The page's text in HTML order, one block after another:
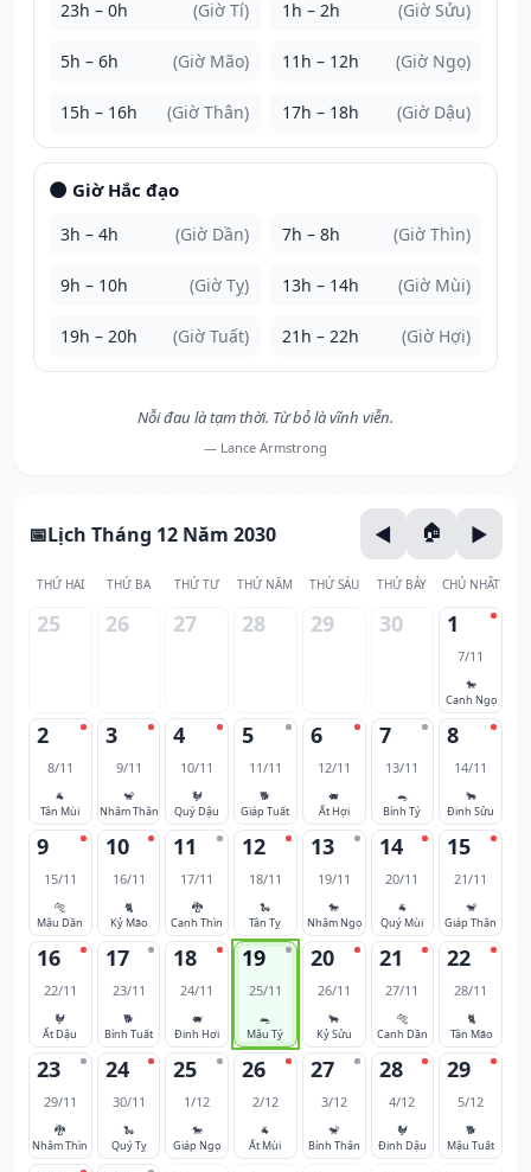
23h – 0h (Giờ Tí) 1h – 2h (Giờ Sửu)
5h – 6h (Giờ Mão) 11h – 12h (Giờ Ngọ)
15h – 16h (Giờ Thân) 17h – 18h (Giờ Dậu)
🌑 Giờ Hắc đạo
3h – 4h (Giờ Dần) 7h – 8h (Giờ Thìn)
9h – 10h (Giờ Tỵ) 13h – 14h (Giờ Mùi)
19h – 20h (Giờ Tuất) 21h – 22h (Giờ Hợi)
Nỗi đau là tạm thời. Từ bỏ là vĩnh viễn.
— Lance Armstrong
Lịch Tháng 12 Năm 2030
THỨ HAI THỨ BA THỨ TƯ THỨ NĂM THỨ SÁU THỨ BẢY CHỦ NHẬT
25 26 27 28 29 30 1
7/11
🐎
Canh Ngọ
2
8/11
🐐
Tân Mùi
3
9/11
🐒
Nhâm Thân
4
10/11
🐓
Quý Dậu
5
11/11
🐕
Giáp Tuất
6
12/11
🐖
Ất Hợi
7
13/11
🐀
Bính Tý
8
14/11
🐂
Đinh Sửu
9
15/11
🐅
Mậu Dần
10
16/11
🐈
Kỷ Mão
11
17/11
🐉
Canh Thìn
12
18/11
🐍
Tân Tỵ
13
19/11
🐎
Nhâm Ngọ
14
20/11
🐐
Quý Mùi
15
21/11
🐒
Giáp Thân
16
22/11
🐓
Ất Dậu
17
23/11
🐕
Bính Tuất
18
24/11
🐖
Đinh Hợi
19
25/11
🐀
Mậu Tý
20
26/11
🐂
Kỷ Sửu
21
27/11
🐅
Canh Dần
22
28/11
🐈
Tân Mão
23
29/11
🐉
Nhâm Thìn
24
30/11
🐍
Quý Tỵ
25
1/12
🐎
Giáp Ngọ
26
2/12
🐐
Ất Mùi
27
3/12
🐒
Bính Thân
28
4/12
🐓
Đinh Dậu
29
5/12
🐕
Mậu Tuất